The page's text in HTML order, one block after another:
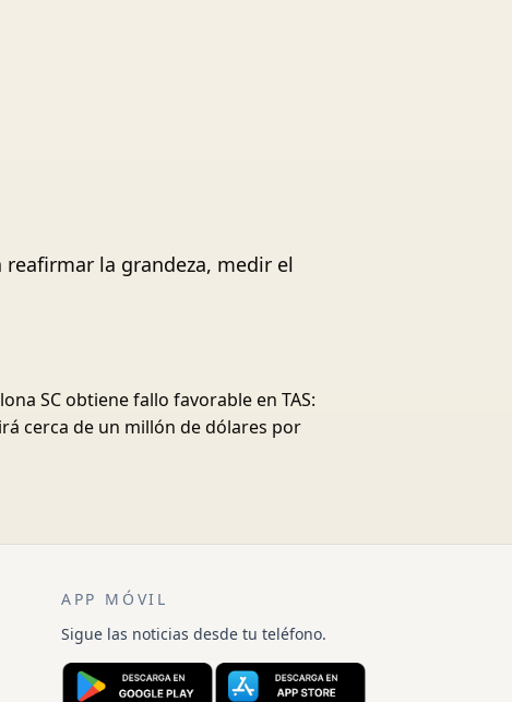
la grandeza, medir el
SC obtiene fallo favorable en TAS:
cerca de un millón de dólares por
APP MÓVIL
Sigue las noticias desde tu teléfono.